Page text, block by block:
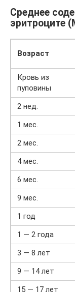
Среднее
эритроците
Возраст
Кровь из
пуповины
2 нед.
1 мес.
2 мес.
4 мес.
6 мес.
9 мес.
1 год
1 — 2 года
3 — 8 лет
9 — 14 лет
15 — 17 лет